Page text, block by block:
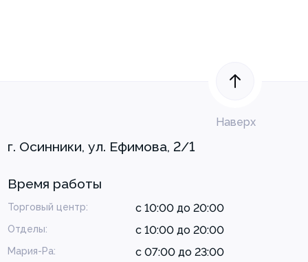
Наверх
г. Осинники, ул. Ефимова, 2/1
Время работы
Торговый центр: с 10:00 до 20:00
Отделы: с 10:00 до 20:00
Мария-Ра: с 07:00 до 23:00